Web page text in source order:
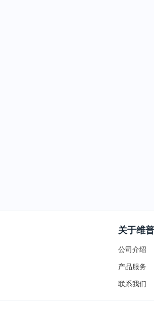
关于维普
公司介绍
产品服务
联系我们